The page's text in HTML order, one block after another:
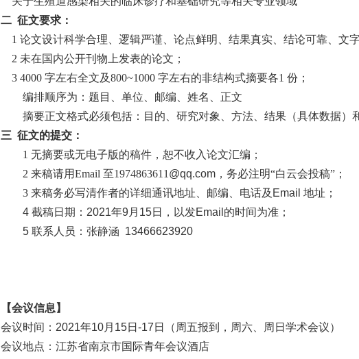
二 征文要求：
1 论文设计科学合理、逻辑严谨、论点鲜明、结果真实、结论可靠、文字
2 未在国内公开刊物上发表的论文；
3 4000 字左右全文及800~1000 字左右的非结构式摘要各1 份；
编排顺序为：题目、单位、邮编、姓名、正文
摘要正文格式必须包括：目的、研究对象、方法、结果（具体数据）
三 征文的提交：
1 无摘要或无电子版的稿件，恕不收入论文汇编；
2 来稿请用Email 至1974863611 @qq.com ，务必注明“白云会投稿”；
3 来稿务必写清作者的详细通讯地址、邮编 、电话及 Email 地址；
4 截稿日期： 2021年9月 15日，以发Email 的时间为准；
5 联系人员：张静涵 13466623920
【会议信息】
会议时间： 2021年10月 15日 -17 日（周五报到，周六、周日学术会议）
会议地点：江苏省南京市国际青年会议酒店